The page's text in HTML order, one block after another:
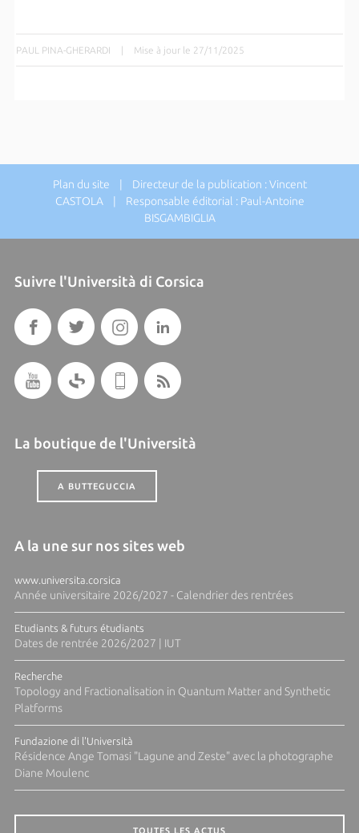
PAUL PINA-GHERARDI | Mise à jour le 27/11/2025
Plan du site | Directeur de la publication : Vincent
CASTOLA | Responsable éditorial : Paul-Antoine
BISGAMBIGLIA
Suivre l'Università di Corsica
La boutique de l'Università
A BUTTEGUCCIA
A la une sur nos sites web
www.universita.corsica
Année universitaire 2026/2027 - Calendrier des rentrées
Etudiants & futurs étudiants
Dates de rentrée 2026/2027 | IUT
Recherche
Topology and Fractionalisation in Quantum Matter and Synthetic
Platforms
Fundazione di l'Università
Résidence Ange Tomasi "Lagune and Zeste" avec la photographe
Diane Moulenc
TOUTES LES ACTUS